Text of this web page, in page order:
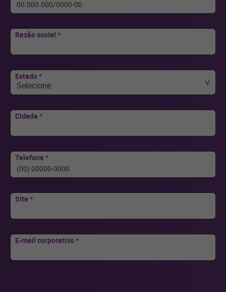
Razão social *
Estado*
Selecione
Cidade *
Telefone *
Site *
E-mail corporativo*